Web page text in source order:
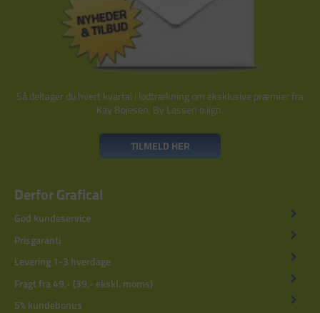
Så deltager du hvert kvartal i lodtrækning om eksklusive præmier fra
Kay Bojesen, By Lassen o.lign.
TILMELD HER
Derfor Grafical
God kundeservice
Prisgaranti
Levering 1-3 hverdage
Fragt fra 49,- (39,- ekskl. moms)
5% kundebonus